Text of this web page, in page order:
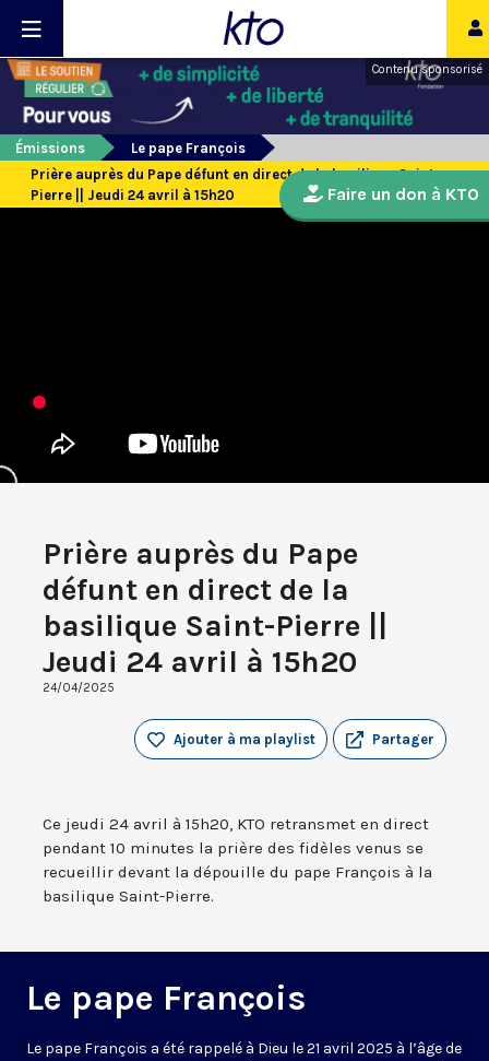
Contenu sponsorisé
Émissions
Le pape François
Prière auprès du Pape défunt en direct de la basilique Saint-
Pierre || Jeudi 24 avril à 15h20
Prière auprès du Pape
défunt en direct de la
basilique Saint-Pierre ||
Jeudi 24 avril à 15h20
24/04/2025
Partager
Ajouter à ma playlist
Ce jeudi 24 avril à 15h20, KTO retransmet en direct
pendant 10 minutes la prière des fidèles venus se
recueillir devant la dépouille du pape François à la
basilique Saint-Pierre.
Le pape François
Le pape François a été rappelé à Dieu le 21 avril 2025 à l’âge de
Faire un don à KTO